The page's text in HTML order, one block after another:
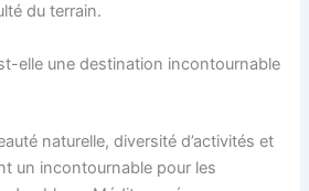
du terrain.
elle une destination incontournable
naturelle, diversité d’activités et
un incontournable pour les